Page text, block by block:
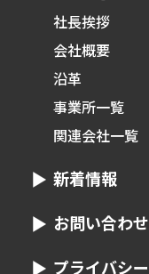
社長挨拶
会社概要
沿革
事業所一覧
関連会社一覧
新着情報
お問い合わせ
プライバシー